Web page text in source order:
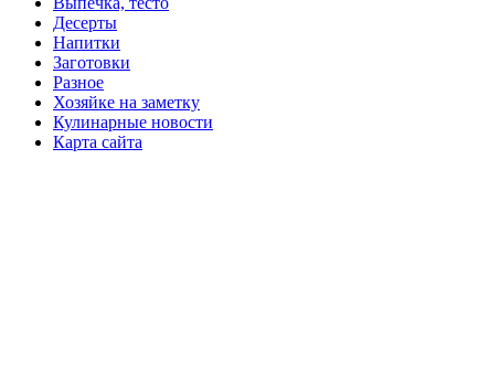
Десерты
Напитки
Заготовки
Разное
Хозяйке на заметку
Кулинарные новости
Карта сайта